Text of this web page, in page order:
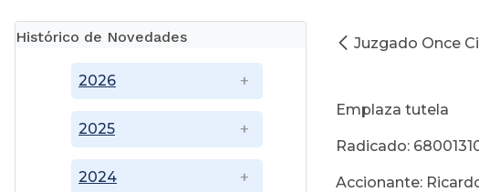
Histórico de Novedades
2024
2025
2026
Juzgado Once
Emplaza tutela
Radicado:
Accionante: